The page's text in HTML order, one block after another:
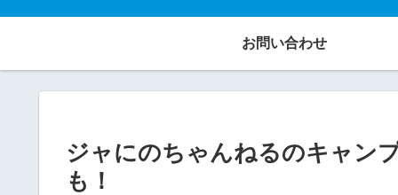
お問い合わせ
ジャにのちゃんねるのキャン
も！